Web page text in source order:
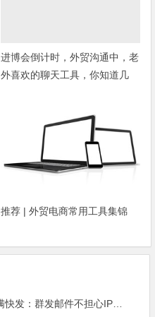
进博会倒计时，外贸沟通中，老
外喜欢的聊天工具，你知道几
推荐 | 外贸电商常用工具集锦
外贸邮件营销的免费工具——小满快发：群发邮件不担心IP被封